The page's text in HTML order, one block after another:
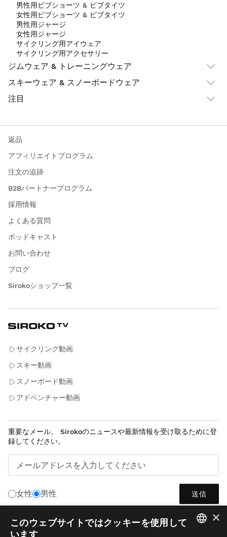
パフォーマンスやアクティビティのトラッキングに興味のある方
には、さまざまな自転車モデルに対応した走行距離計、GPS、心
拍数モニターをご用意しています。
長時間のライドや身の回りのものを持ち運びたいサイクリストの
イドレーションシステムなど、それぞれのニーズに合ったものを
取り揃えています。
長時間のライドや身の回りのものを持ち運びたいサイクリストの
取り揃えています。
サイクリング・アクセサリーを選ぶときは、自転車との互換性、
サイクリングの種類、普段乗る天候や地形などを考慮することが
品質の製品を常に探してください。
当カテゴリーでは、有名ブランドの製品と専門家のアドバイスを
提供し、あなたのニーズと予算に合った最高のサイクリングアク
なすべてを発見してください。
男性用ビブショーツ & ビブタイツ
女性用ビブショーツ & ビブタイツ
男性用ジャージ
女性用ジャージ
サイクリング用アイウェア
サイクリング用アクセサリー
ジムウェア & トレーニングウェア
スキーウェア & スノーボードウェア
注目
返品
アフィリエイトプログラム
注文の追跡
B2Bパートナープログラム
採用情報
よくある質問
ポッドキャスト
お問い合わせ
ブログ
Sirokoショップ一覧
サイクリング動画
スキー動画
スノーボード動画
アドベンチャー動画
重要なメール。 Sirokoのニュースや最新情報を受け取るために登
録してください。
メールアドレスを入力してください
女性 男性 送信
日本語
×
このウェブサイトではクッキーを使用して
います